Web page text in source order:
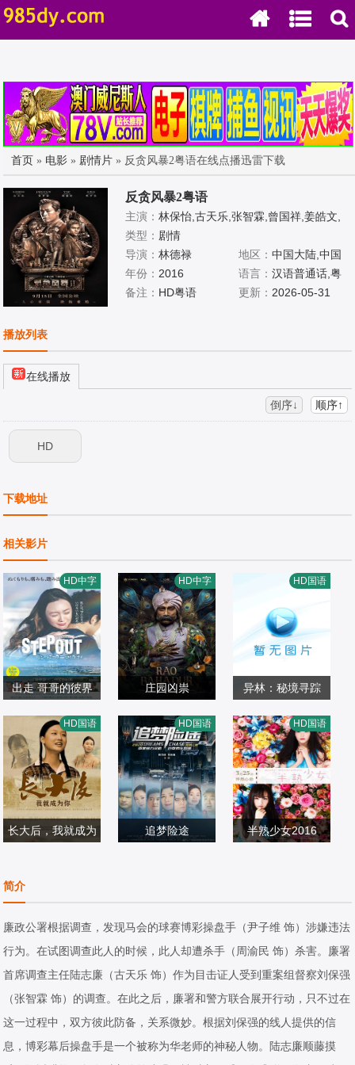
首页 » 电影 » 剧情片 » 反贪风暴2粤语在线点播迅雷下载
反贪风暴2粤语
主演：林保怡,古天乐,张智霖,曾国祥,姜皓文,
曾志伟,陈静,张松枝,蔡洁,林家栋,蔡少芬,夏嫣,
石修,陈宇琛,李宗彥,卢海鹏,陆骏光,李忠希,尹
子维,欧锦棠,郑敬基,黃雋謙,张同祖,周渝民,徐
靖雯,郭锋,姚学智,宋海颉
类型： 剧情
导演：林德禄 地区： 中国大陆,中国
香港
年份： 2016 语言： 汉语普通话,粤
语
备注： HD粤语 更新： 2026-05-31
播放列表
在线播放
倒序↓ 顺序↑
HD
下载地址
相关影片
出走 哥哥的彼界
, 又吉伶音 , 伊波
れいり , 松田流花
, 津波竜斗 , 内田
树 , 盧礼欧 , 玉城
敦子 , 城间やよい
辻健一郎
剧情片
2025/日本
HD中字
庄园凶祟
rana,Deepa·Tho
mas,Anand·Bhar
athi
剧情片
2026/印度
HD中字
异林：秘境寻踪
明宇,刘春霞
剧情片
2026/中国大陆
HD国语
长大后，我就成为
剧情片
2025/中国大陆
HD国语
追梦险途
谢昀杉,张云馨
2020/中国大陆
HD国语
半熟少女2016
子杰,黄诗棋,江倩
龄,可晴,弯弯
2016/中国大陆
HD国语
简介
廉政公署根据调查，发现马会的球赛博彩操盘手（尹子维 饰）涉嫌违法
行为。在试图调查此人的时候，此人却遭杀手（周渝民 饰）杀害。廉署
首席调查主任陆志廉（古天乐 饰）作为目击证人受到重案组督察刘保强
（张智霖 饰）的调查。在此之后，廉署和警方联合展开行动，只不过在
这一过程中，双方彼此防备，关系微妙。根据刘保强的线人提供的信
息，博彩幕后操盘手是一个被称为华老师的神秘人物。陆志廉顺藤摸